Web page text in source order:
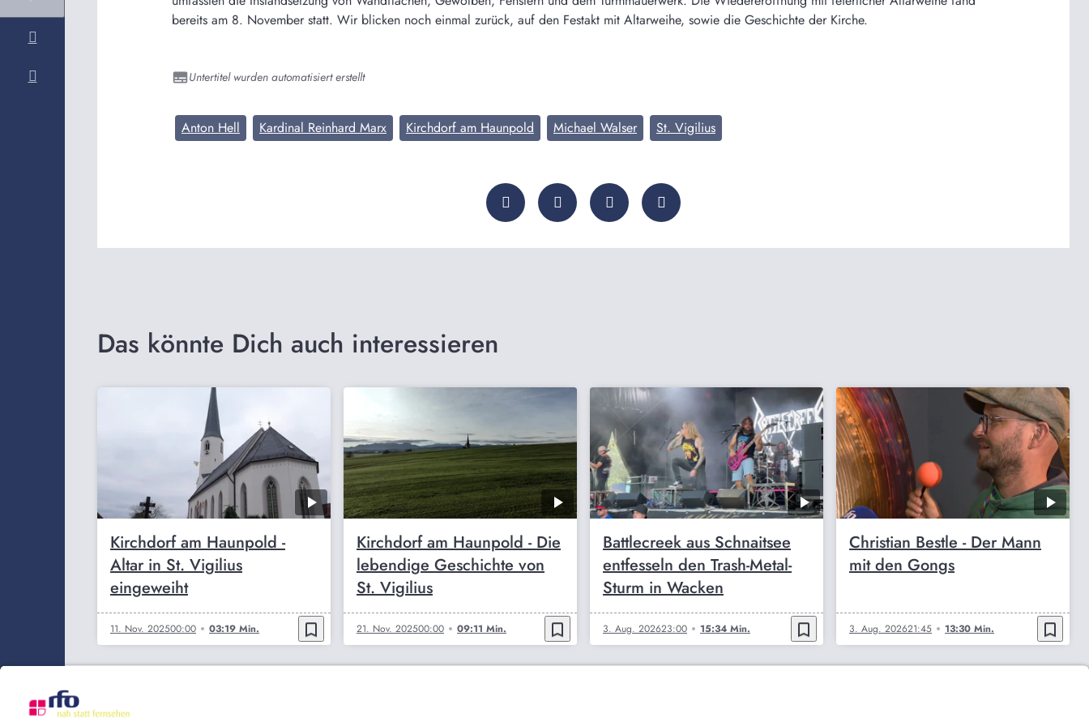
bereits am 8. November statt. Wir blicken noch einmal zurück, auf den Festakt mit Altarweihe, sowie die Geschichte der Kirche.
Untertitel wurden automatisiert erstellt
Anton Hell Kardinal Reinhard Marx Kirchdorf am Haunpold Michael Walser St. Vigilius
Das könnte Dich auch interessieren
Kirchdorf am Haunpold -
Altar in St. Vigilius
eingeweiht
11. Nov. 202500:00 03:19 Min. bookmark_border
Kirchdorf am Haunpold - Die
lebendige Geschichte von
St. Vigilius
21. Nov. 202500:00 09:11 Min. bookmark_border
Battlecreek aus Schnaitsee
entfesseln den Trash-Metal-
Sturm in Wacken
3. Aug. 202623:00 15:34 Min. bookmark_border
Christian Bestle - Der Mann
mit den Gongs
3. Aug. 202621:45 13:30 Min. bookmark_border